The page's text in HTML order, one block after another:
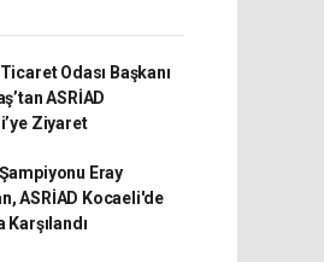
Odası Başkanı
ASRİAD
Ziyaret
Eray
ASRİAD Kocaeli'de
Karşılandı